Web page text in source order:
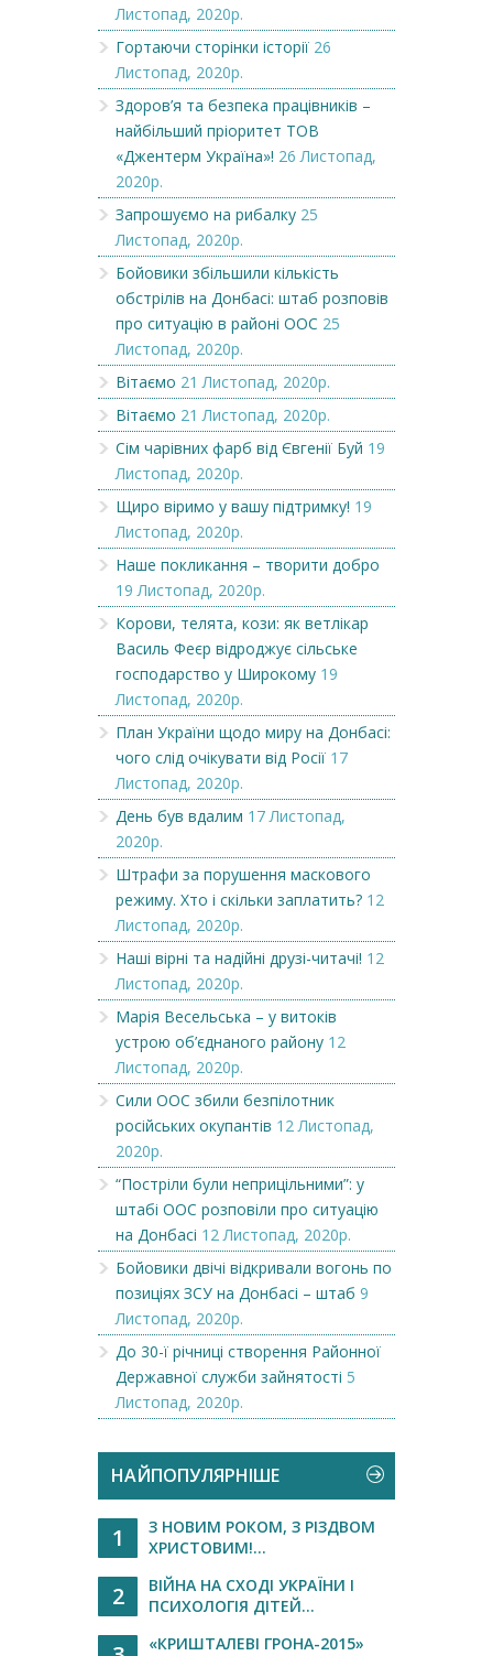
Листопад, 2020р.
Гортаючи сторінки історії 26
Листопад, 2020р.
Здоров’я та безпека працівників –
найбільший пріоритет ТОВ
«Джентерм Україна»! 26 Листопад,
2020р.
Запрошуємо на рибалку 25
Листопад, 2020р.
Бойовики збільшили кількість
обстрілів на Донбасі: штаб розповів
про ситуацію в районі ООС 25
Листопад, 2020р.
Вітаємо 21 Листопад, 2020р.
Вітаємо 21 Листопад, 2020р.
Сім чарівних фарб від Євгенії Буй 19
Листопад, 2020р.
Щиро віримо у вашу підтримку! 19
Листопад, 2020р.
Наше покликання – творити добро
19 Листопад, 2020р.
Корови, телята, кози: як ветлікар
Василь Феєр відроджує сільське
господарство у Широкому 19
Листопад, 2020р.
План України щодо миру на Донбасі:
чого слід очікувати від Росії 17
Листопад, 2020р.
День був вдалим 17 Листопад,
2020р.
Штрафи за порушення маскового
режиму. Хто і скільки заплатить? 12
Листопад, 2020р.
Наші вірні та надійні друзі-читачі! 12
Листопад, 2020р.
Марія Весельська – у витоків
устрою об’єднаного району 12
Листопад, 2020р.
Сили ООС збили безпілотник
російських окупантів 12 Листопад,
2020р.
“Постріли були неприцільними”: у
штабі ООС розповіли про ситуацію
на Донбасі 12 Листопад, 2020р.
Бойовики двічі відкривали вогонь по
позиціях ЗСУ на Донбасі – штаб 9
Листопад, 2020р.
До 30-ї річниці створення Районної
Державної служби зайнятості 5
Листопад, 2020р.
НАЙПОПУЛЯРНІШЕ
1
З НОВИМ РОКОМ, З РІЗДВОМ
ХРИСТОВИМ!...
2
ВІЙНА НА СХОДІ УКРАЇНИ І
ПСИХОЛОГІЯ ДІТЕЙ...
«КРИШТАЛЕВІ ГРОНА-2015»